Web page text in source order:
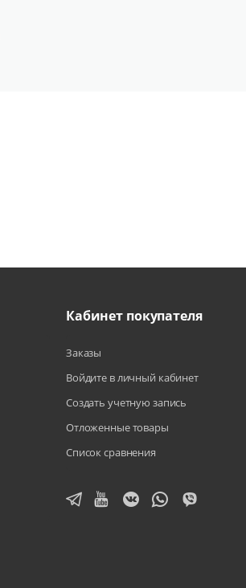
Кабинет покупателя
Заказы
Войдите в личный кабинет
Создать учетную запись
Отложенные товары
Список сравнения